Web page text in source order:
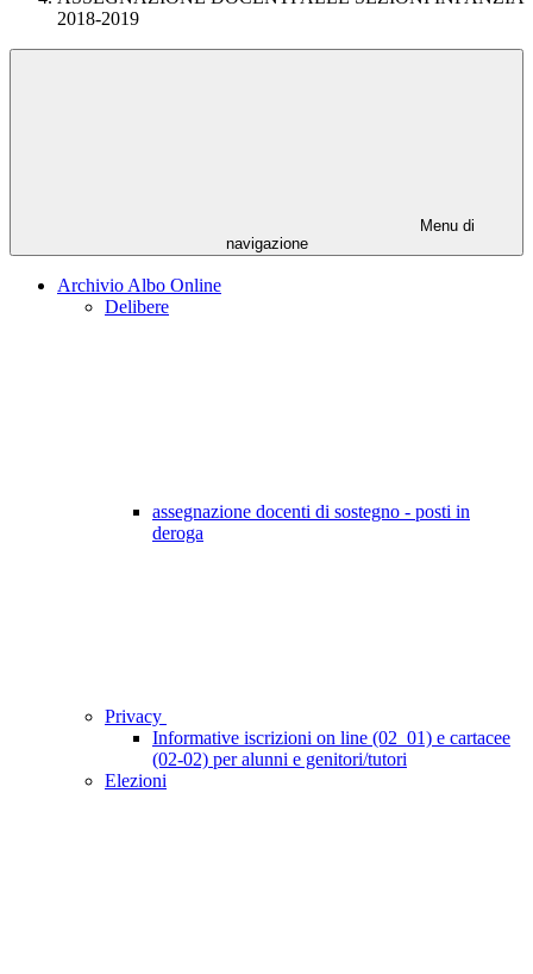
2018-2019
Menu di
navigazione
Archivio Albo Online
Delibere
assegnazione docenti di sostegno - posti in
deroga
Privacy
Informative iscrizioni on line (02_01) e cartacee
(02-02) per alunni e genitori/tutori
Elezioni